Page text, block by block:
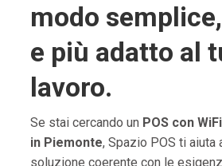
modo
e più adatto al
lavoro.
Se stai cercando un POS con
in Piemonte, Spazio POS ti aiuta
soluzione coerente con le